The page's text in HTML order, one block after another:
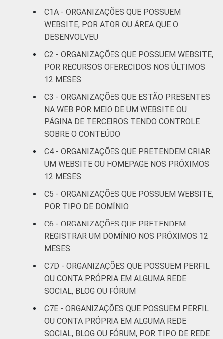
pesquisa
Desenvolvimento
direitos
Saúde e
assistência
social
Outros 87
Fonte: CGI.br/NIC.br, Centro Regional de
Estudos para o Desenvolvimento da
Sociedade da Informação (Cetic.br),
Informação e Comunicação nas organizações
sem fins lucrativos brasileiras - TIC
Organizações Sem Fins Lucrativos 2016
C1A - ORGANIZAÇÕES QUE POSSUEM
WEBSITE, POR ATOR OU ÁREA QUE O
DESENVOLVEU
C2 - ORGANIZAÇÕES QUE POSSUEM WEBSITE,
POR RECURSOS OFERECIDOS NOS ÚLTIMOS
12 MESES
C3 - ORGANIZAÇÕES QUE ESTÃO PRESENTES
NA WEB POR MEIO DE UM WEBSITE OU
PÁGINA DE TERCEIROS TENDO CONTROLE
SOBRE O CONTEÚDO
C4 - ORGANIZAÇÕES QUE PRETENDEM CRIAR
UM WEBSITE OU HOMEPAGE NOS PRÓXIMOS
12 MESES
C5 - ORGANIZAÇÕES QUE POSSUEM WEBSITE,
POR TIPO DE DOMÍNIO
C6 - ORGANIZAÇÕES QUE PRETENDEM
REGISTRAR UM DOMÍNIO NOS PRÓXIMOS 12
MESES
C7D - ORGANIZAÇÕES QUE POSSUEM PERFIL
OU CONTA PRÓPRIA EM ALGUMA REDE
SOCIAL, BLOG OU FÓRUM
C7E - ORGANIZAÇÕES QUE POSSUEM PERFIL
OU CONTA PRÓPRIA EM ALGUMA REDE
SOCIAL, BLOG OU FÓRUM, POR TIPO DE REDE